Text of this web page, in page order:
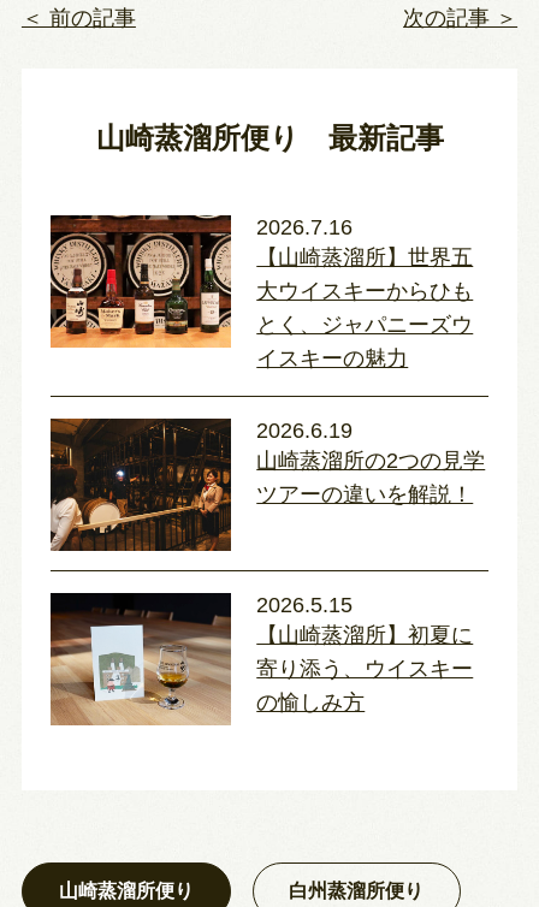
＜ 前の記事 次の記事 ＞
山崎蒸溜所便り 最新記事
2026.7.16
【山崎蒸溜所】世界五
大ウイスキーからひも
とく、ジャパニーズウ
イスキーの魅力
2026.6.19
山崎蒸溜所の2つの見学
ツアーの違いを解説！
2026.5.15
【山崎蒸溜所】初夏に
寄り添う、ウイスキー
の愉しみ方
山崎蒸溜所便り 白州蒸溜所便り